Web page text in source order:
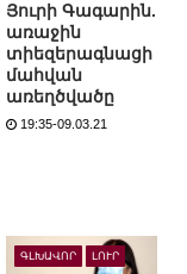
Յուրի Գագարին.
առաջին
տիեզերագնացի
մահվան
առեղծվածը
19:35-09.03.21
ԳԼԽԱՎՈՐ ԼՈՒՐ